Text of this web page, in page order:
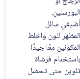
البورسلين.
أضيفي سائل
المظهر للون واخلط
المكونين معًا جيدًا
باستخدام فرشاة
تلوين حتى تحصل